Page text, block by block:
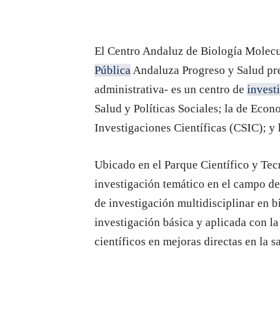
El Centro Andaluz de Biología
PúblicaAndaluza Progreso y Salud
administrativa- es un centro de
Salud y Políticas Sociales; la de
Investigaciones Científicas (CSIC); y
Ubicado en el Parque Científico y
investigación temático en el campo
de investigación multidisciplinar en
investigación básica y aplicada con
científicos en mejoras directas en la